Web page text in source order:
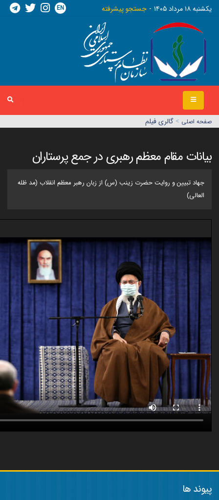
يکشنبه ١٨ مرداد ١٤٠٥ جستجو پیشرفته EN
صفحه اصلي > گالری فیلم
بیانات مقام معظم رهبری در جمع پرستاران
جهاد تبیین و روایت حضرت زینب (س) از زبان رهبر معظم انقلاب (مد ظله
العالی)
پیوند ها